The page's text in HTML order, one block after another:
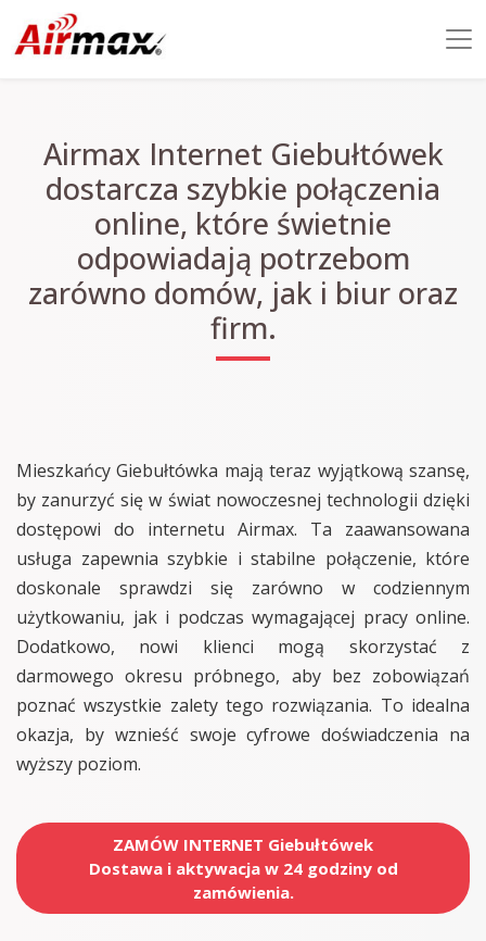
Airmax Internet Giebułtówek
dostarcza szybkie połączenia
online, które świetnie
odpowiadają potrzebom
zarówno domów, jak i biur oraz
firm.
Mieszkańcy Giebułtówka mają teraz wyjątkową szansę,
by zanurzyć się w świat nowoczesnej technologii dzięki
dostępowi do internetu Airmax. Ta zaawansowana
usługa zapewnia szybkie i stabilne połączenie, które
doskonale sprawdzi się zarówno w codziennym
użytkowaniu, jak i podczas wymagającej pracy online.
Dodatkowo, nowi klienci mogą skorzystać z
darmowego okresu próbnego, aby bez zobowiązań
poznać wszystkie zalety tego rozwiązania. To idealna
okazja, by wznieść swoje cyfrowe doświadczenia na
wyższy poziom.
ZAMÓW INTERNET Giebułtówek
Dostawa i aktywacja w 24 godziny od
zamówienia.